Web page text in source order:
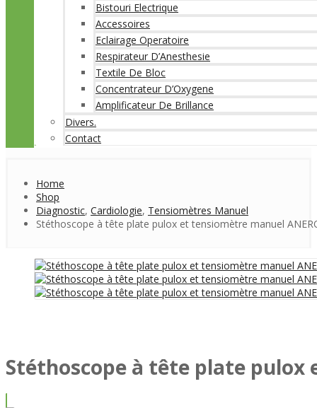
Bistouri Electrique
Accessoires
Eclairage Operatoire
Respirateur D’Anesthesie
Textile De Bloc
Concentrateur D’Oxygene
Amplificateur De Brillance
Divers.
Contact
Home
Shop
Diagnostic, Cardiologie, Tensiomètres Manuel
Stéthoscope à tête plate pulox et tensiomètre manuel
Stéthoscope à tête plate pulox